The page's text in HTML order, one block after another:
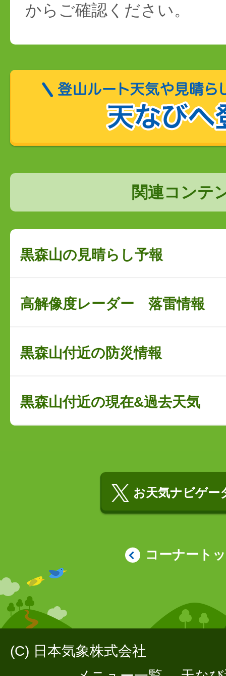
からご確認ください。
関連コンテ
黒森山の見晴らし予報
高解像度レーダー 落雷情報
黒森山付近の防災情報
黒森山付近の現在&過去天気
お天気ナビゲー
コーナート
(C) 日本気象株式会社